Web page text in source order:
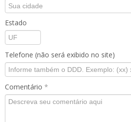
Estado
Telefone (não será exibido no site)
Comentário *